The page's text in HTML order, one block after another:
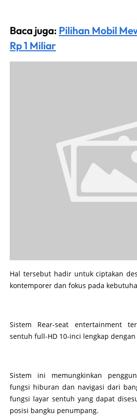
Baca juga: Pilihan Mobil
Rp 1 Miliar
Hal tersebut hadir untuk ciptakan
kontemporer dan fokus pada
Sistem Rear-seat entertainment
sentuh full-HD 10-inci lengkap
Sistem ini memungkinkan
fungsi hiburan dan navigasi dari
fungsi layar sentuh yang dapat
posisi bangku penumpang.